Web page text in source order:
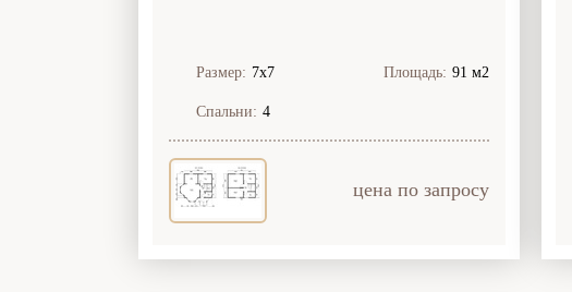
Размер: 7х7 Площадь: 91 м2
Спальни: 4
цена по запросу